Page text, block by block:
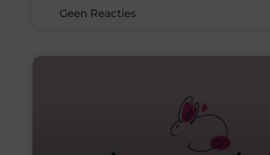
Geen Reacties